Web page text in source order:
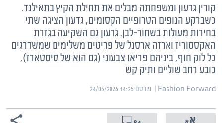
קורין גדעון ומשפחתה מבלים את תחילת הקיץ בתאילנד.
כשברקע הנופים הטרופיים הקסומים, גדעון הציגה שתי
בחירות מעולות בשחור-לבן. גדעון גם השקיעה בגזרת
האקססוריז וארזה ארסנל של פריטים משלימים שמשדרגים
כל לוק חוף, ביניהם פריאו צבעוני (גם הוא של סיסטארז),
כובע רחב שוליים ותיק קש
Fashion Forward | ‏ פורסם ‎24/05/2026 14:25